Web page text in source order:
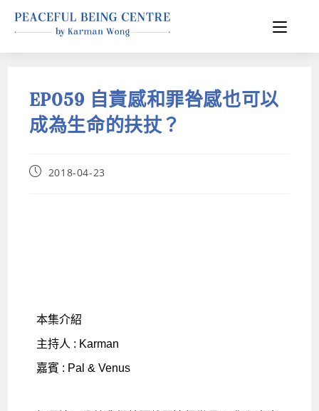
EP059 自責感和罪咎感也可以
成為生命的扶扙？
2018-04-23
本集介紹
主持人 : Karman
嘉賓 : Pal & Venus